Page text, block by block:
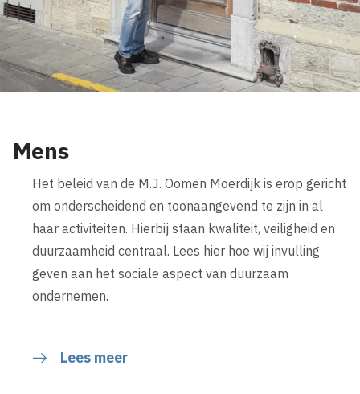
Mens
Het beleid van de M.J. Oomen Moerdijk is erop gericht
om onderscheidend en toonaangevend te zijn in al
haar activiteiten. Hierbij staan kwaliteit, veiligheid en
duurzaamheid centraal. Lees hier hoe wij invulling
geven aan het sociale aspect van duurzaam
ondernemen.
Lees meer